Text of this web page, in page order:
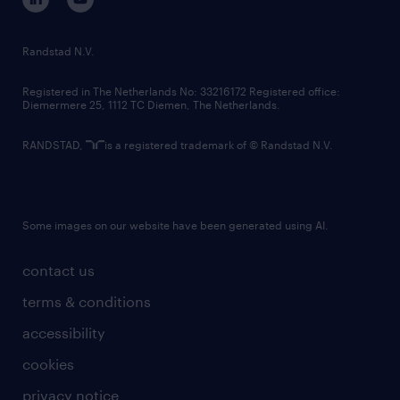
randstad innovation fund
country websites
contact us
terms & conditions
accessibility
cookies
privacy notice
Randstad N.V.
Registered in The Netherlands No: 33216172 Registered office:
Diemermere 25, 1112 TC Diemen, The Netherlands.
RANDSTAD, is a registered trademark of © Randstad N.V.
Some images on our website have been generated using AI.